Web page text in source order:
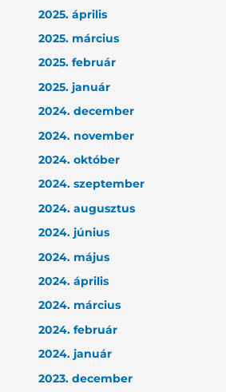
2025. április
2025. március
2025. február
2025. január
2024. december
2024. november
2024. október
2024. szeptember
2024. augusztus
2024. június
2024. május
2024. április
2024. március
2024. február
2024. január
2023. december